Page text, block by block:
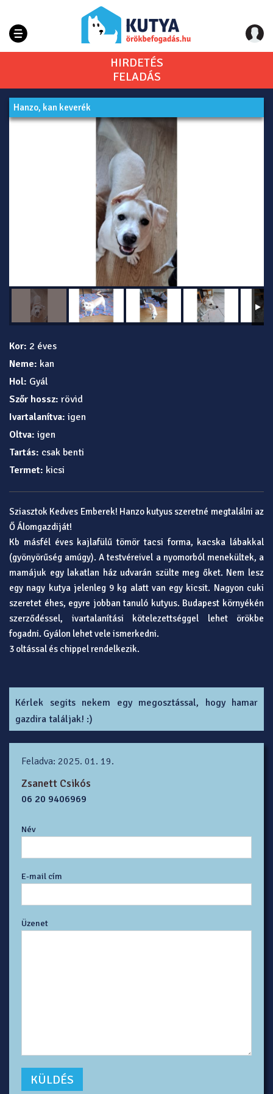
HIRDETÉS
FELADÁS
Hanzo, kan keverék
Kor: 2 éves
Neme: kan
Hol: Gyál
Szőr hossz: rövid
Ivartalanítva: igen
Oltva: igen
Tartás: csak benti
Termet: kicsi
Sziasztok Kedves Emberek! Hanzo kutyus szeretné megtalálni az
Ő Álomgazdiját!
Kb másfél éves kajlafülű tömör tacsi forma, kacska lábakkal
(gyönyörűség amúgy). A testvéreivel a nyomorból menekültek, a
mamájuk egy lakatlan ház udvarán szülte meg őket. Nem lesz
egy nagy kutya jelenleg 9 kg alatt van egy kicsit. Nagyon cuki
szeretet éhes, egyre jobban tanuló kutyus. Budapest környékén
szerződéssel, ivartalanítási kötelezettséggel lehet örökbe
fogadni. Gyálon lehet vele ismerkedni.
3 oltással és chippel rendelkezik.
Kérlek segits nekem egy megosztással, hogy hamar
gazdira találjak! :)
Feladva: 2025. 01. 19.
Zsanett Csikós
06 20 9406969
Név
E-mail cím
Üzenet